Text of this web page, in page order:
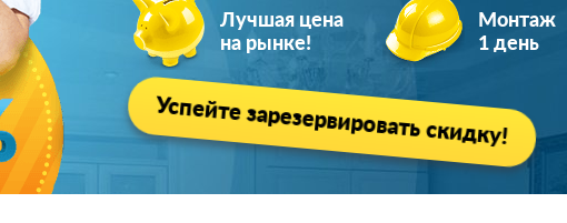
Лучшая цена
на рынке!
Монтаж
1 день
Успейте зарезервировать скидку!